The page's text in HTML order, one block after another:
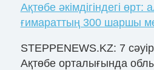
Ақтөбе әкімдігіндегі өрт:
ғимараттың 300 шаршы
STEPPENEWS.KZ: 7
Ақтөбе орталығында